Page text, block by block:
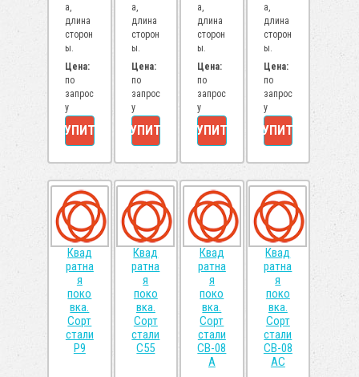
а,
длина
сторон
ы.
Цена:
по
запрос
у
КУПИТЬ
а,
длина
сторон
ы.
Цена:
по
запрос
у
КУПИТЬ
а,
длина
сторон
ы.
Цена:
по
запрос
у
КУПИТЬ
а,
длина
сторон
ы.
Цена:
по
запрос
у
КУПИТЬ
Квад
ратна
я
поко
вка.
Сорт
стали
Р9
Квад
ратна
я
поко
вка.
Сорт
стали
С55
Квад
ратна
я
поко
вка.
Сорт
стали
СВ-08
А
Квад
ратна
я
поко
вка.
Сорт
стали
СВ-08
АС